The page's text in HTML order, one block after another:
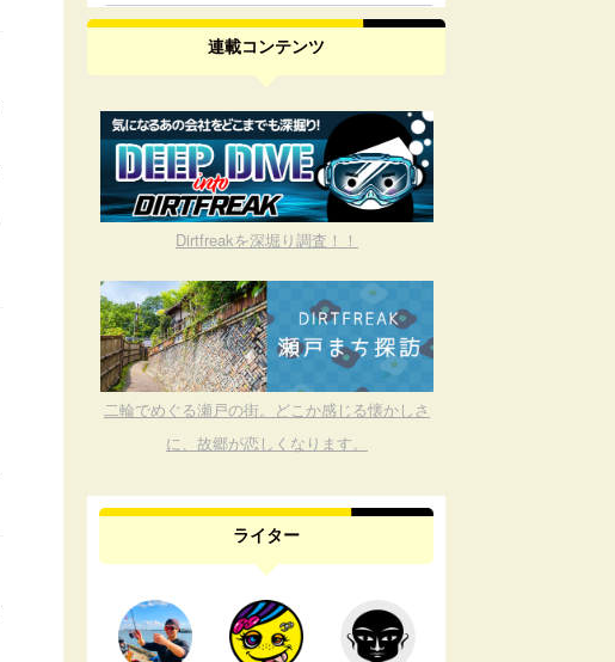
連載コンテンツ
Dirtfreakを深堀り調査！！
二輪でめぐる瀬戸の街。どこか感じる懐かしさ
に、故郷が恋しくなります。
ライター